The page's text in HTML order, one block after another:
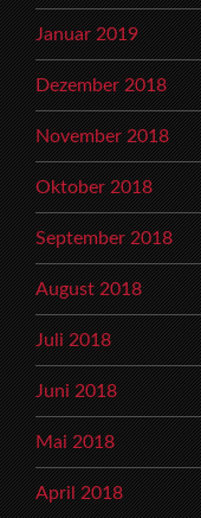
Januar 2019
Dezember 2018
November 2018
Oktober 2018
September 2018
August 2018
Juli 2018
Juni 2018
Mai 2018
April 2018